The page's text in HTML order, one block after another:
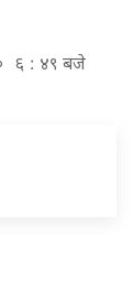
६ : ४९ बजे